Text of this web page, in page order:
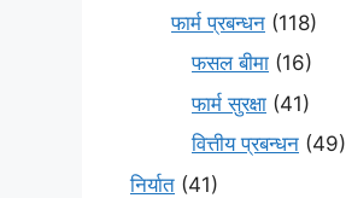
फार्म प्रबन्धन (118)
फसल बीमा (16)
फार्म सुरक्षा (41)
वित्तीय प्रबन्धन (49)
निर्यात (41)